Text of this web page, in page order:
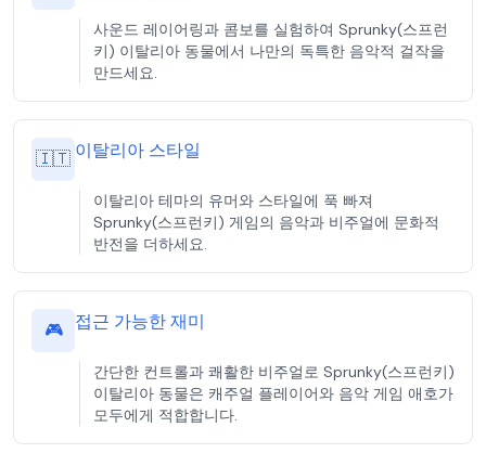
사운드 레이어링과 콤보를 실험하여 Sprunky(스프런
키) 이탈리아 동물에서 나만의 독특한 음악적 걸작을
만드세요.
🇮🇹 이탈리아 스타일
이탈리아 테마의 유머와 스타일에 푹 빠져
Sprunky(스프런키) 게임의 음악과 비주얼에 문화적
반전을 더하세요.
🎮 접근 가능한 재미
간단한 컨트롤과 쾌활한 비주얼로 Sprunky(스프런키)
이탈리아 동물은 캐주얼 플레이어와 음악 게임 애호가
모두에게 적합합니다.